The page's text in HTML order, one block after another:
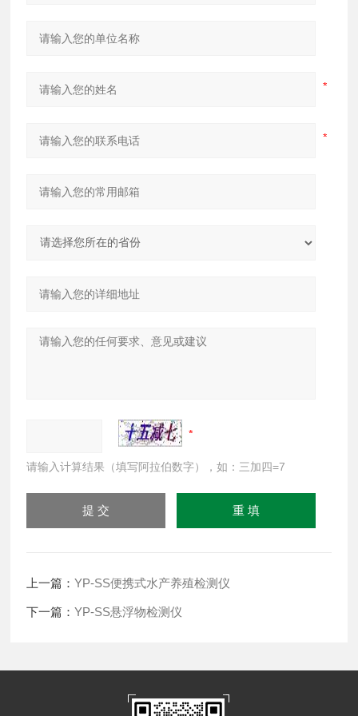
请输入计算结果（填写阿拉伯数字），如：三加四=7
上一篇：YP-SS便携式水产养殖检测仪
下一篇：YP-SS悬浮物检测仪